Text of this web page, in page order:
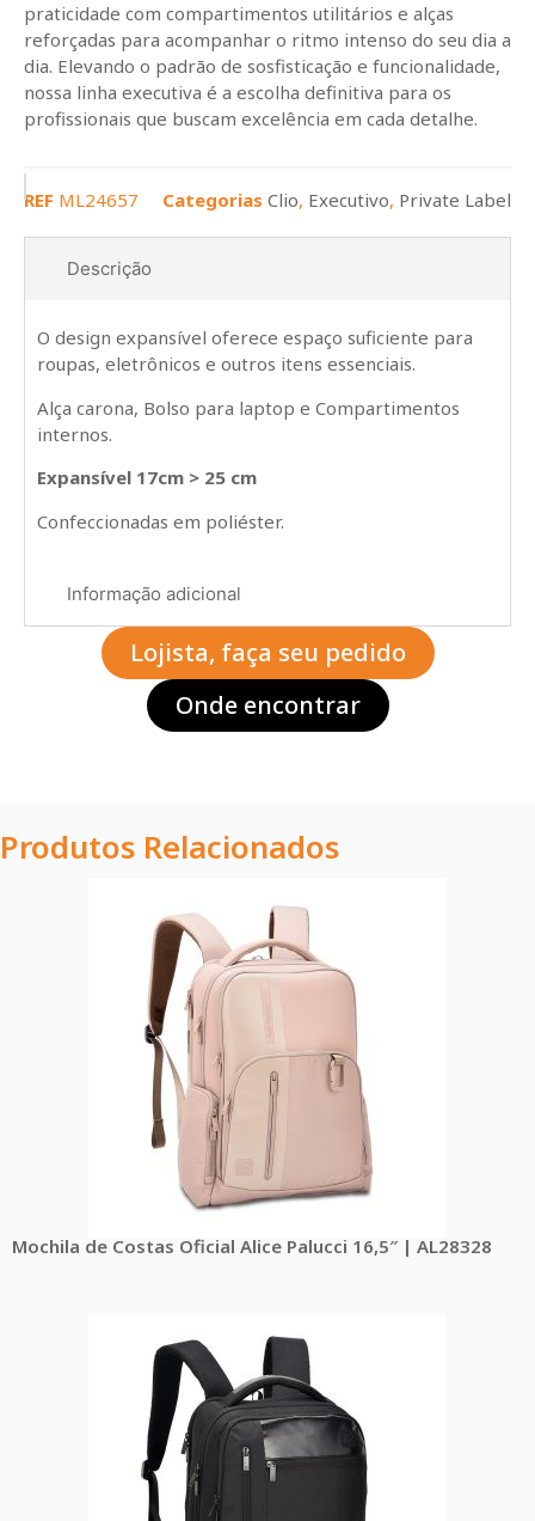
praticidade com compartimentos utilitários e alças
reforçadas para acompanhar o ritmo intenso do seu dia a
dia. Elevando o padrão de sosfisticação e funcionalidade,
nossa linha executiva é a escolha definitiva para os
profissionais que buscam excelência em cada detalhe.
REF ML24657 Categorias Clio, Executivo, Private Label
Descrição
Informação adicional
O design expansível oferece espaço suficiente para
roupas, eletrônicos e outros itens essenciais.
Alça carona, Bolso para laptop e Compartimentos
internos.
Expansível 17cm > 25 cm
Confeccionadas em poliéster.
Lojista, faça seu pedido
Onde encontrar
Produtos Relacionados
Mochila de Costas Oficial Alice Palucci 16,5″ | AL28328